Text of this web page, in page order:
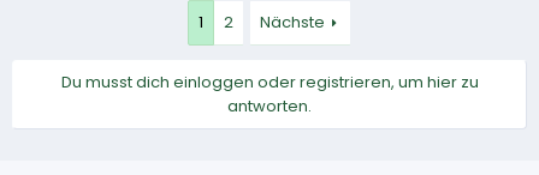
1 2 Nächste
Du musst dich einloggen oder registrieren, um hier zu
antworten.